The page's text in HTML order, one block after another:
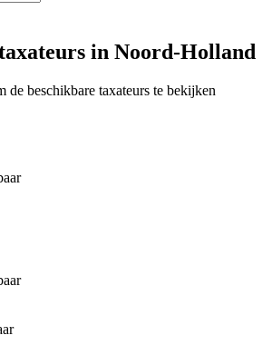
in Noord-Holland
de beschikbare taxateurs te bekijken